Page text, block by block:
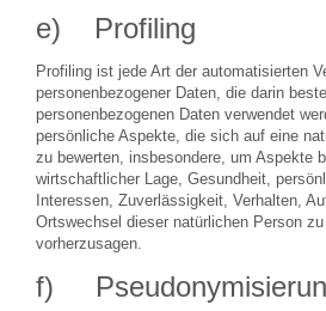
e) Profiling
Profiling ist jede Art der automatisierten
personenbezogener Daten, die darin
personenbezogenen Daten verwendet
persönliche Aspekte, die sich auf eine
zu bewerten, insbesondere, um Aspekte
wirtschaftlicher Lage, Gesundheit,
Interessen, Zuverlässigkeit, Verhalten,
Ortswechsel dieser natürlichen Person
vorherzusagen.
f)